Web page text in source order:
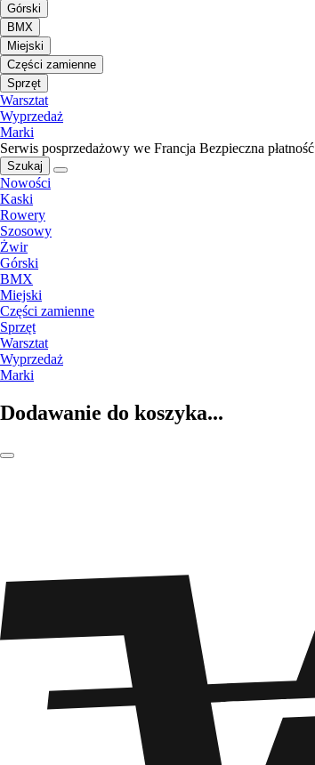
Górski
BMX
Miejski
Części zamienne
Sprzęt
Warsztat
Wyprzedaż
Marki
Serwis posprzedażowy we Francja Bezpieczna płatność
Szukaj
Nowości
Kaski
Rowery
Szosowy
Żwir
Górski
BMX
Miejski
Części zamienne
Sprzęt
Warsztat
Wyprzedaż
Marki
Dodawanie do koszyka...